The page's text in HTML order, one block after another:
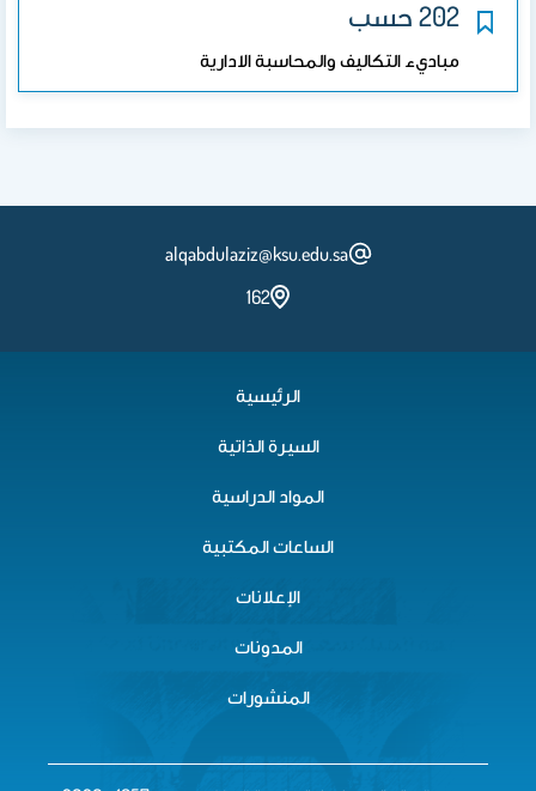
202 حسب
مباديء التكاليف والمحاسبة الادارية
alqabdulaziz@ksu.edu.sa
162
الرئيسية
السيرة الذاتية
المواد الدراسية
الساعات المكتبية
الإعلانات
المدونات
المنشورات